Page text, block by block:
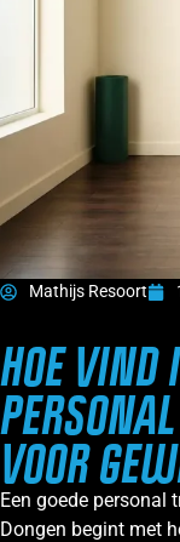
Mathijs Resoort
HOE VIND
VOOR
Een goede personal
Dongen begint met